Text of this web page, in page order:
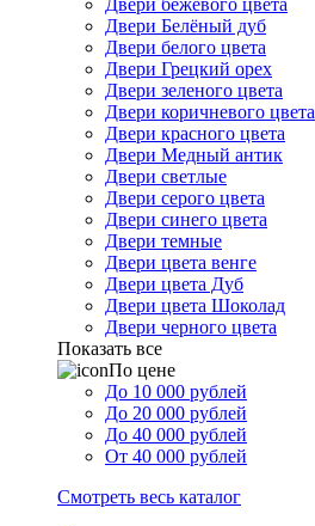
Двери бежевого цвета
Двери Белёный дуб
Двери белого цвета
Двери Грецкий орех
Двери зеленого цвета
Двери коричневого цвета
Двери красного цвета
Двери Медный антик
Двери светлые
Двери серого цвета
Двери синего цвета
Двери темные
Двери цвета венге
Двери цвета Дуб
Двери цвета Шоколад
Двери черного цвета
Показать все
По цене
До 10 000 рублей
До 20 000 рублей
До 40 000 рублей
От 40 000 рублей
Смотреть весь каталог